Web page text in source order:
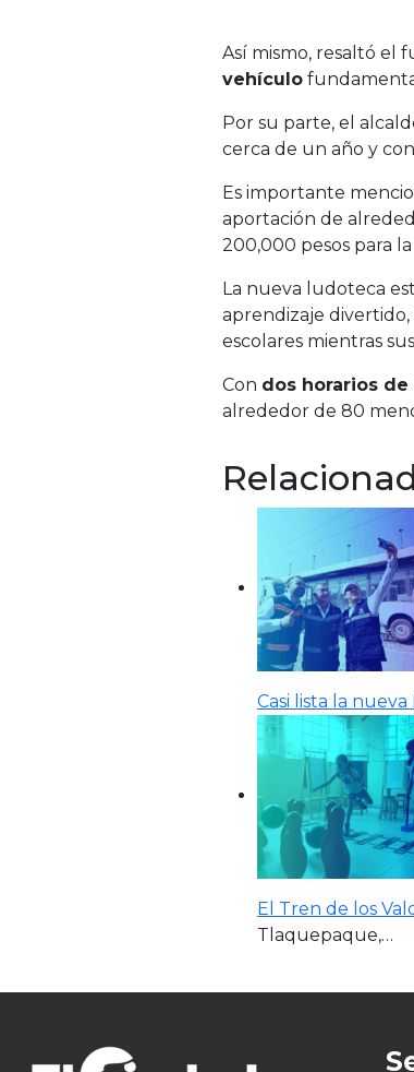
Así mismo, resaltó el
vehículo
Por su parte, el
cerca de un año y
Es importante
aportación de
200,000 pesos para
La nueva ludoteca
aprendizaje divertido,
escolares mientras
Con dos horarios
alrededor de 80
Casi lista la
El Tren de los
Tlaquepaque,…